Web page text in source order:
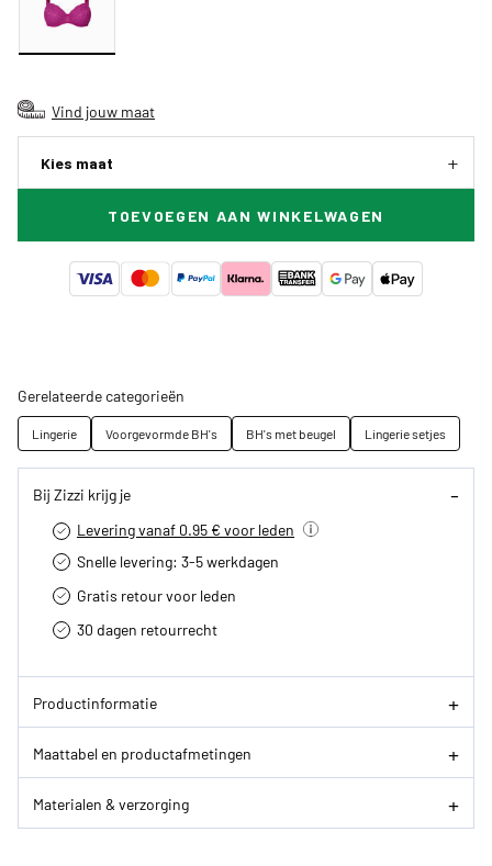
Vind jouw maat
Kies maat
TOEVOEGEN AAN WINKELWAGEN
Gerelateerde categorieën
Lingerie Voorgevormde BH's BH's met beugel Lingerie setjes
Bij Zizzi krijg je
Levering vanaf 0.95 € voor leden
Snelle levering: 3-5 werkdagen
Gratis retour voor leden
30 dagen retourrecht­
Productinformatie
Maattabel en productafmetingen
Materialen & verzorging